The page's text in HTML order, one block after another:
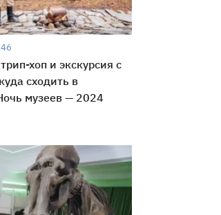
хоп и экскурсия с
сходить в
музеев — 2024